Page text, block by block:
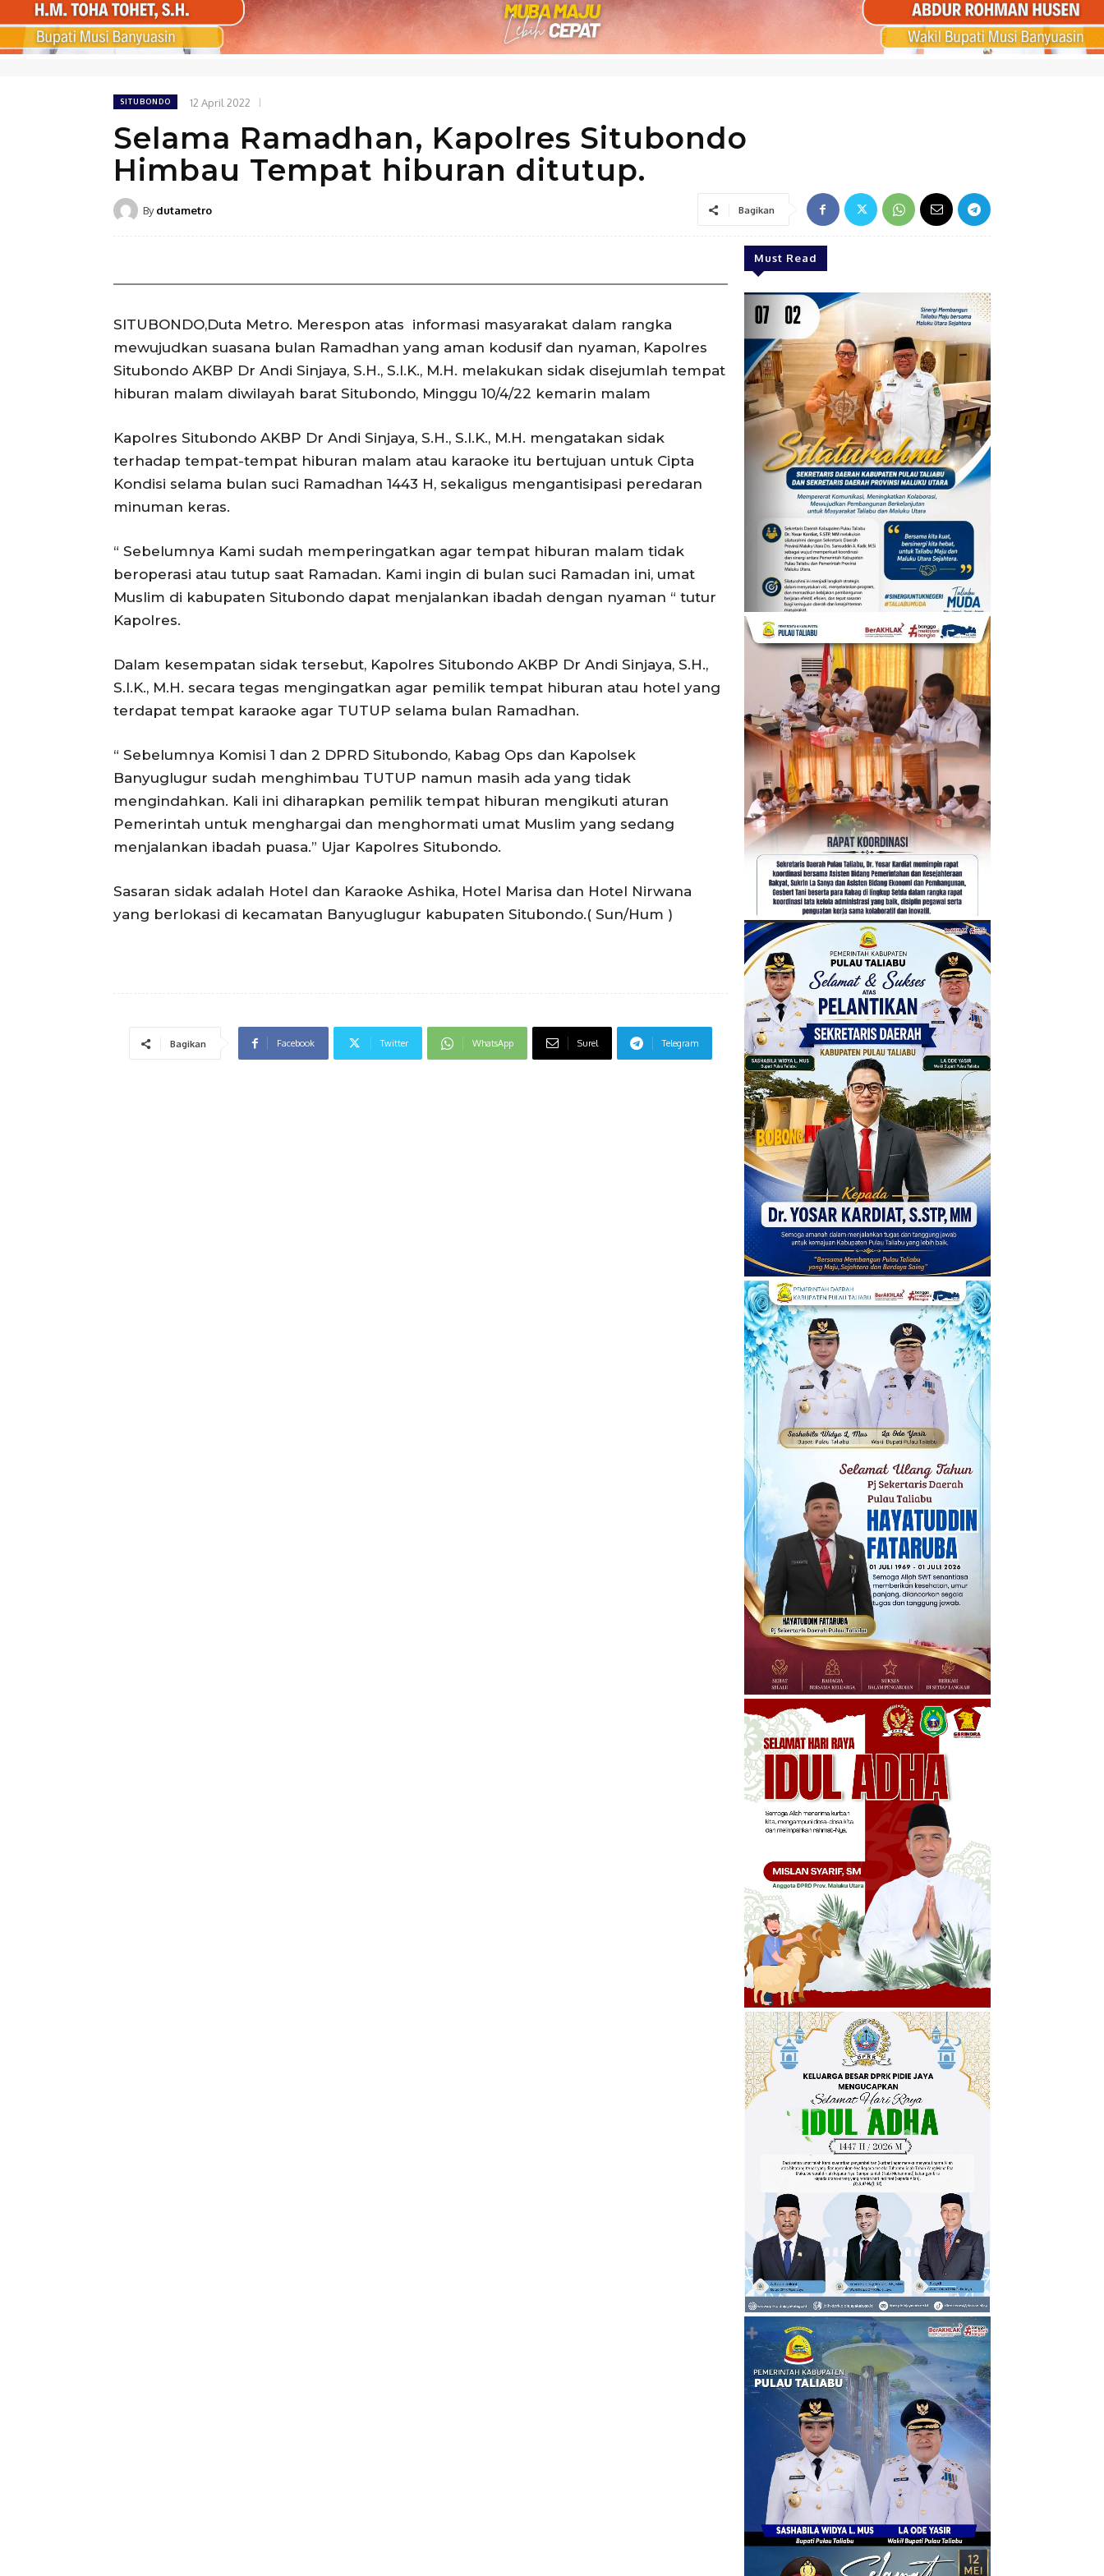
SITUBONDO 12 April 2022
Selama Ramadhan, Kapolres Situbondo
Himbau Tempat hiburan ditutup.
By dutametro Bagikan
SITUBONDO,Duta Metro. Merespon atas informasi masyarakat dalam rangka
mewujudkan suasana bulan Ramadhan yang aman kodusif dan nyaman, Kapolres
Situbondo AKBP Dr Andi Sinjaya, S.H., S.I.K., M.H. melakukan sidak disejumlah tempat
hiburan malam diwilayah barat Situbondo, Minggu 10/4/22 kemarin malam
Kapolres Situbondo AKBP Dr Andi Sinjaya, S.H., S.I.K., M.H. mengatakan sidak
terhadap tempat-tempat hiburan malam atau karaoke itu bertujuan untuk Cipta
Kondisi selama bulan suci Ramadhan 1443 H, sekaligus mengantisipasi peredaran
minuman keras.
“ Sebelumnya Kami sudah memperingatkan agar tempat hiburan malam tidak
beroperasi atau tutup saat Ramadan. Kami ingin di bulan suci Ramadan ini, umat
Muslim di kabupaten Situbondo dapat menjalankan ibadah dengan nyaman “ tutur
Kapolres.
Dalam kesempatan sidak tersebut, Kapolres Situbondo AKBP Dr Andi Sinjaya, S.H.,
S.I.K., M.H. secara tegas mengingatkan agar pemilik tempat hiburan atau hotel yang
terdapat tempat karaoke agar TUTUP selama bulan Ramadhan.
“ Sebelumnya Komisi 1 dan 2 DPRD Situbondo, Kabag Ops dan Kapolsek
Banyuglugur sudah menghimbau TUTUP namun masih ada yang tidak
mengindahkan. Kali ini diharapkan pemilik tempat hiburan mengikuti aturan
Pemerintah untuk menghargai dan menghormati umat Muslim yang sedang
menjalankan ibadah puasa.” Ujar Kapolres Situbondo.
Sasaran sidak adalah Hotel dan Karaoke Ashika, Hotel Marisa dan Hotel Nirwana
yang berlokasi di kecamatan Banyuglugur kabupaten Situbondo.( Sun/Hum )
Bagikan Facebook Twitter WhatsApp Surel Telegram
Must Read